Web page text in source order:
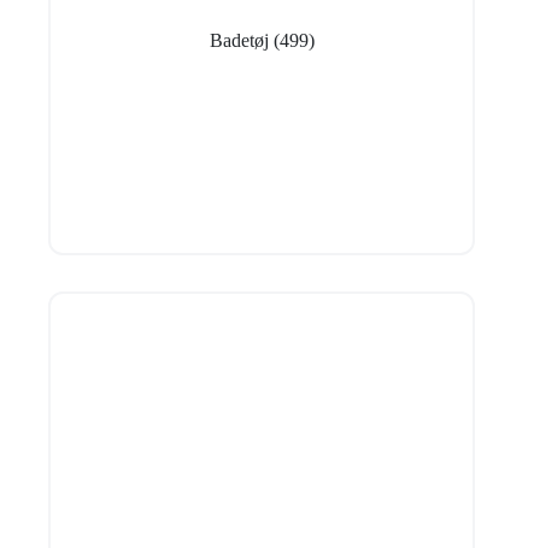
Badetøj (499)